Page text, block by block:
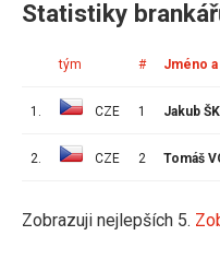
Statistiky
tým # Jméno
1. CZE 1 Jakub
2. CZE 2 Tomáš
Zobrazuji nejlepších 5.